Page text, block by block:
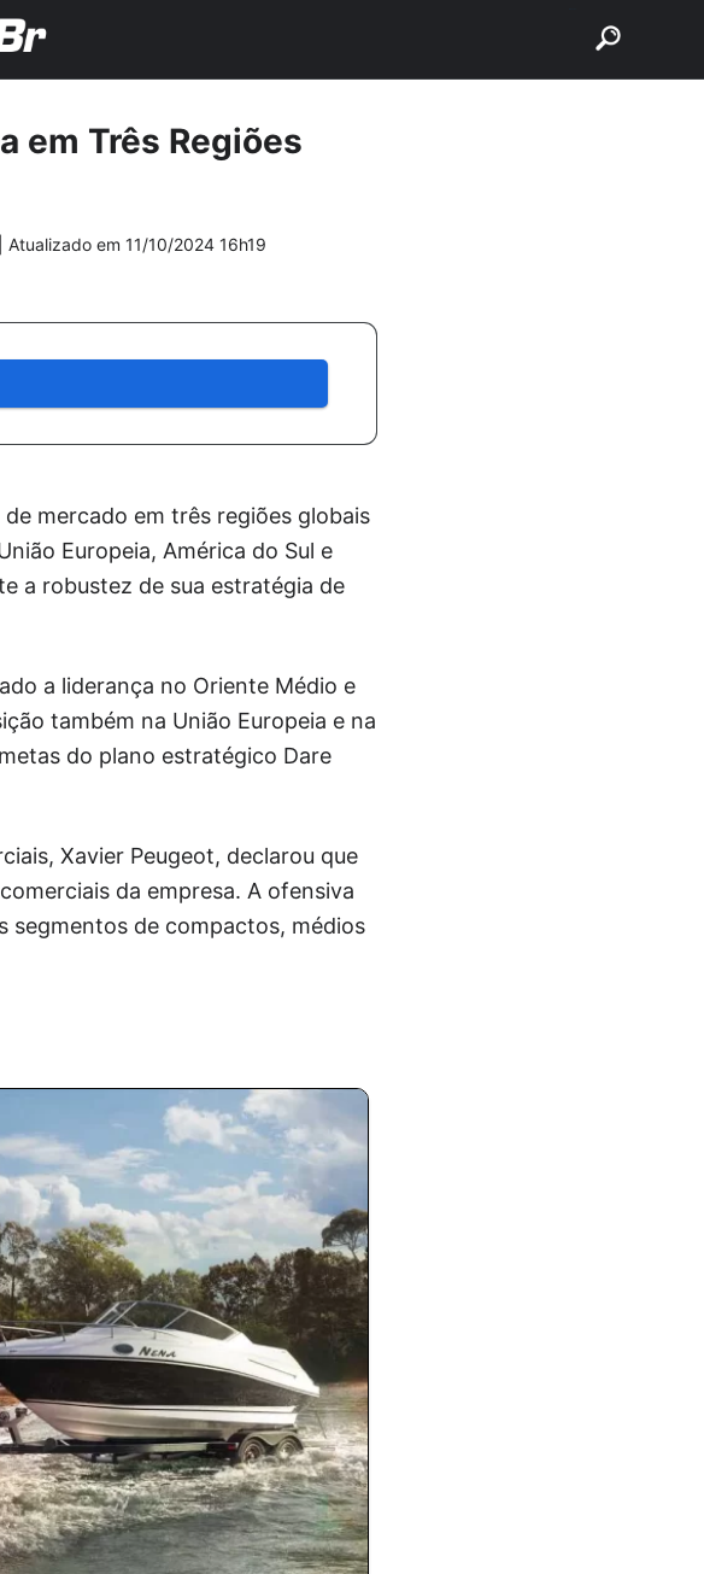
em Três Regiões
| Atualizado em 11/10/2024 16h19
mercado em três regiões globais
Europeia, América do Sul e
a robustez de sua estratégia de
a liderança no Oriente Médio e
também na União Europeia e na
do plano estratégico Dare
Xavier Peugeot, declarou que
da empresa. A ofensiva
segmentos de compactos, médios